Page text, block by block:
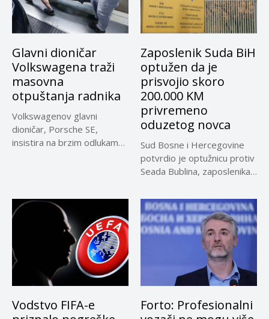
Glavni dioničar
Volkswagena traži
masovna
otpuštanja radnika
Volkswagenov glavni
dioničar, Porsche SE,
insistira na brzim odlukama
Zaposlenik Suda BiH
optužen da je
prisvojio skoro
200.000 KM
privremeno
oduzetog novca
Sud Bosne i Hercegovine
potvrdio je optužnicu protiv
Seada Bublina, zaposlenika
Vodstvo FIFA-e
Forto: Profesionalni